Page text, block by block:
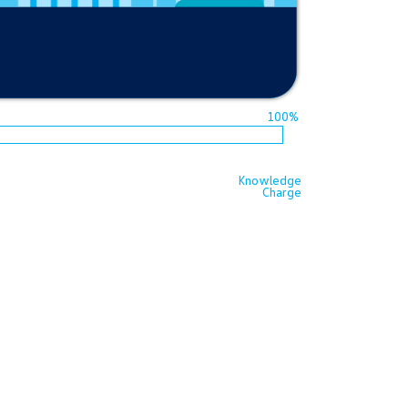
Knowledge
Charge